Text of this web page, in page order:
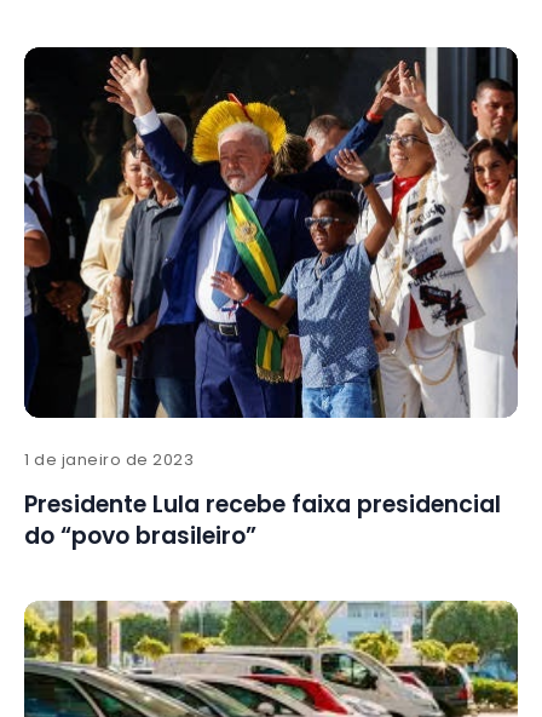
1 de janeiro de 2023
Presidente Lula recebe faixa presidencial
do “povo brasileiro”